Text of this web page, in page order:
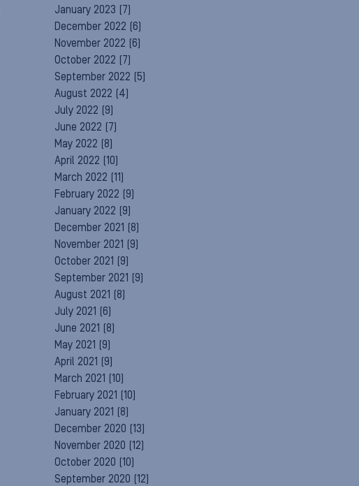
January 2023 (7)
December 2022 (6)
November 2022 (6)
October 2022 (7)
September 2022 (5)
August 2022 (4)
July 2022 (9)
June 2022 (7)
May 2022 (8)
April 2022 (10)
March 2022 (11)
February 2022 (9)
January 2022 (9)
December 2021 (8)
November 2021 (9)
October 2021 (9)
September 2021 (9)
August 2021 (8)
July 2021 (6)
June 2021 (8)
May 2021 (9)
April 2021 (9)
March 2021 (10)
February 2021 (10)
January 2021 (8)
December 2020 (13)
November 2020 (12)
October 2020 (10)
September 2020 (12)